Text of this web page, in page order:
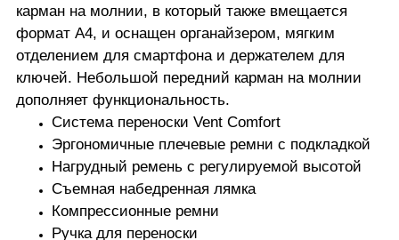
карман на молнии, в который также вмещается
формат А4, и оснащен органайзером, мягким
отделением для смартфона и держателем для
ключей. Небольшой передний карман на молнии
дополняет функциональность.
Система переноски Vent Comfort
Эргономичные плечевые ремни с подкладкой
Нагрудный ремень с регулируемой высотой
Съемная набедренная лямка
Компрессионные ремни
Ручка для переноски